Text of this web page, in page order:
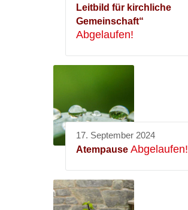
Leitbild für kirchliche
Gemeinschaft“
Abgelaufen!
17. September 2024
Atempause Abgelaufen!